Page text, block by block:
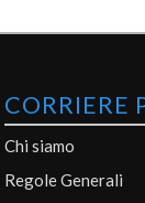
CORRIERE
Chi siamo
Regole Generali